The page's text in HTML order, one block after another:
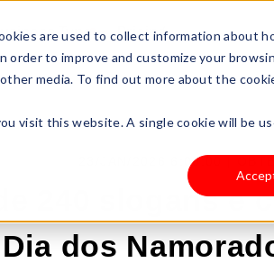
are used to collect information about
order to improve and customize your
media. To find out more about the
visit this website. A single cookie will be
Type Pricing
23/JAN/2026 6:00:00 |
de 240 slogans e
dos